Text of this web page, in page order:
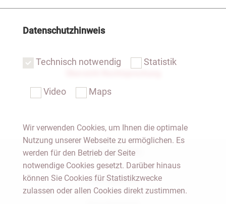
Notar Dresden
Fachgebiete
Datenschutzhinweis
Technisch notwendig Statistik
Video Maps
Wir verwenden Cookies, um Ihnen die optimale
Nutzung unserer Webseite zu ermöglichen. Es
werden für den Betrieb der Seite
notwendige Cookies gesetzt. Darüber hinaus
können Sie Cookies für Statistikzwecke
zulassen oder allen Cookies direkt zustimmen.